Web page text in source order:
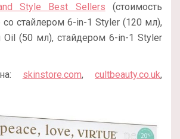
Style Best Sellers (стоимость
со стайлером 6-in-1 Styler (120 мл),
Oil (50 мл), стайдером 6-in-1 Styler
skinstore.com, cultbeauty.co.uk,